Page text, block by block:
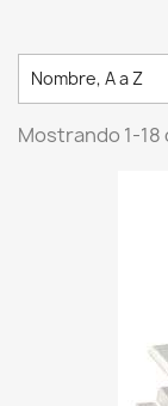
Nombre, A a Z
Mostrando 1-18